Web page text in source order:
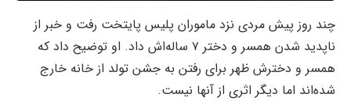
چند روز پیش مردی نزد ماموران پلیس پایتخت رفت و خبر از
ناپدید شدن همسر و دختر ۷ ساله‌اش داد. او توضیح داد که
همسر و دخترش ظهر برای رفتن به جشن تولد از خانه خارج
شده‌اند اما دیگر اثری از آنها نیست.